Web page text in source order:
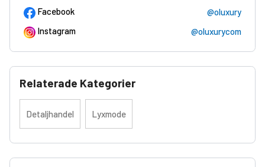
Facebook
@oluxury
Instagram
@oluxurycom
Relaterade Kategorier
Detaljhandel Lyxmode